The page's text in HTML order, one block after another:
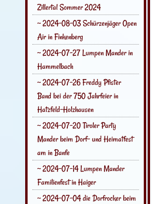
Zillertal Sommer 2024
~ 2024-08-03 Schürzenjäger Open
Air in Finkenberg
~ 2024-07-27 Lumpen Mander in
Hammelbach
~ 2024-07-26 Freddy Pfister
Band bei der 750 Jahrfeier in
Hatzfeld-Holzhausen
~ 2024-07-20 Tiroler Party
Mander beim Dorf- und Heimatfest
am in Banfe
~ 2024-07-14 Lumpen Mander
Familienfest in Haiger
~ 2024-07-04 die Dorfrocker beim